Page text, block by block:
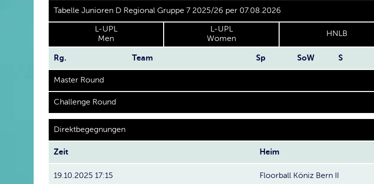
Tabelle Junioren D Regional Gruppe 7 2025/26 per 07.08.2026
L-UPL
Men
L-UPL
Women
HNLB
Rg. Team Sp SoW S
Master Round
Challenge Round
Direktbegegnungen
Zeit Heim
19.10.2025 17:15 Floorball Köniz Bern II